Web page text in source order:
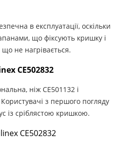
в експлуатації, оскільки
що фіксують кришку і
не нагрівається.
CE502832
ніж CE501132 і
з першого погляду
із сріблястою кришкою.